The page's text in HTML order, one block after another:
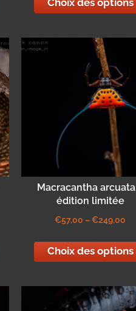
Choix des options
Macracantha
édition limitée
€57,00 –€249,00
Choix des options